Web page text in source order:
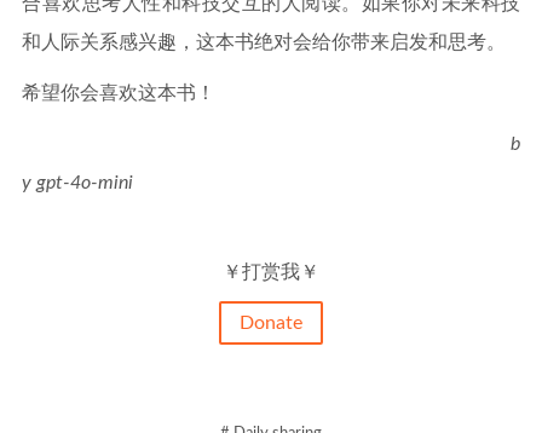
和人际关系感兴趣，这本书绝对会给你带来启发和思考。
希望你会喜欢这本书！
b
y gpt-4o-mini
￥打赏我￥
Donate